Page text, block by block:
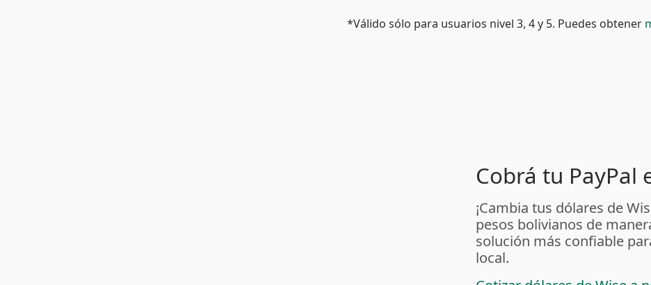
*Válido sólo para usuarios nivel 3, 4 y 5. Puedes obtener
Cobrá tu PayPal
¡Cambia tus dólares de
pesos bolivianos de
solución más confiable
local.